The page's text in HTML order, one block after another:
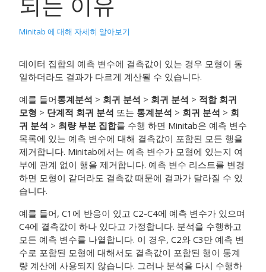
Minitab 에 대해 자세히 알아보기
데이터 집합의 예측 변수에 결측값이 있는 경우 모형이 동
일하더라도 결과가 다르게 계산될 수 있습니다.
예를 들어통계분석 > 회귀 분석 > 회귀 분석 > 적합 회귀
모형 > 단계적 회귀 분석 또는 통계분석 > 회귀 분석 > 회
귀 분석 > 최량 부분 집합를 수행 하면 Minitab은 예측 변수
목록에 있는 예측 변수에 대해 결측값이 포함된 모든 행을
제거합니다. Minitab에서는 예측 변수가 모형에 있는지 여
부에 관계 없이 행을 제거합니다. 예측 변수 리스트를 변경
하면 모형이 같더라도 결측값 때문에 결과가 달라질 수 있
습니다.
예를 들어, C1에 반응이 있고 C2-C4에 예측 변수가 있으며
C4에 결측값이 하나 있다고 가정합니다. 분석을 수행하고
모든 예측 변수를 나열합니다. 이 경우, C2와 C3만 예측 변
수로 포함된 모형에 대해서도 결측값이 포함된 행이 통계
량 계산에 사용되지 않습니다. 그러나 분석을 다시 수행하